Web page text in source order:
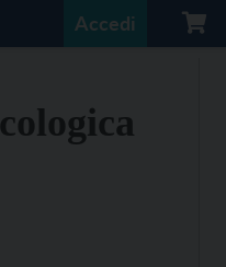
Accedi